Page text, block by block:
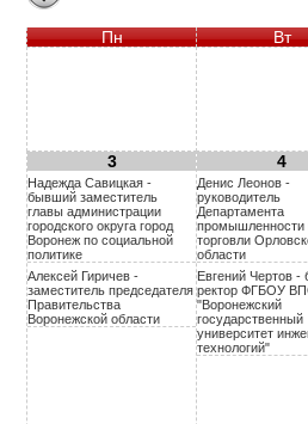
Пн Вт
3
Надежда Савицкая -
бывший заместитель
главы администрации
городского округа город
Воронеж по социальной
политике
Алексей Гиричев -
заместитель председателя
Правительства
Воронежской области
4
Денис Леонов -
руководитель
Департамента
промышленности
торговли
области
Евгений Чертов
ректор ФГБОУ
"Воронежский
государственный
университет
технологий"